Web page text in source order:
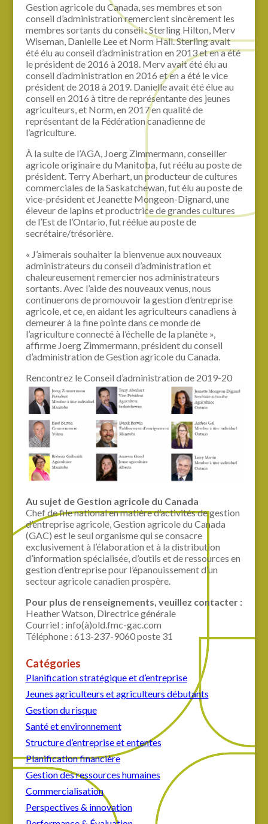
Gestion agricole du Canada, ses membres et son
conseil d’administration remercient sincèrement les
membres sortants du conseil : Sterling Hilton, Merv
Wiseman, Danielle Lee et Norm Hall. Sterling avait
été élu au conseil d’administration en 2013 et en a été
le président de 2016 à 2018. Merv avait été élu au
conseil d’administration en 2016 et en a été le vice
président de 2018 à 2019. Danielle avait été élue au
conseil en 2016 à titre de représentante des jeunes
agriculteurs, et Norm, en 2017 en qualité de
représentant de la Fédération canadienne de
l’agriculture.
À la suite de l’AGA, Joerg Zimmermann, conseiller
agricole originaire du Manitoba, fut réélu au poste de
président. Terry Aberhart, un producteur de cultures
commerciales de la Saskatchewan, fut élu au poste de
vice-président et Jeanette Mongeon-Dignard, une
éleveur de lapins et productrice de grandes cultures
de l’Est de l’Ontario, fut réélue au poste de
secrétaire/trésorière.
« J’aimerais souhaiter la bienvenue aux nouveaux
administrateurs du conseil d’administration et
chaleureusement remercier nos administrateurs
sortants. Avec l’aide des nouveaux venus, nous
continuerons de promouvoir la gestion d’entreprise
agricole, et ce, en aidant les agriculteurs canadiens à
demeurer à la fine pointe dans ce monde de
l’agriculture connecté à l’échelle de la planète »,
affirme Joerg Zimmermann, président du conseil
d’administration de Gestion agricole du Canada.
Rencontrez le Conseil d’administration de 2019-20
Au sujet de Gestion agricole du Canada
Chef de file national en matière d’activités de gestion
d’entreprise agricole, Gestion agricole du Canada
(GAC) est le seul organisme qui se consacre
exclusivement à l’élaboration et à la distribution
d’information spécialisée, d’outils et de ressources en
gestion d’entreprise pour l’épanouissement d’un
secteur agricole canadien prospère.
Pour plus de renseignements, veuillez contacter :
Heather Watson, Directrice générale
Courriel : info(à)old.fmc-gac.com
Téléphone : 613-237-9060 poste 31
Catégories
Planification stratégique et d’entreprise
Jeunes agriculteurs et agriculteurs débutants
Gestion du risque
Santé et environnement
Structure d’entreprise et ententes
Planification financière
Gestion des ressources humaines
Commercialisation
Perspectives & innovation